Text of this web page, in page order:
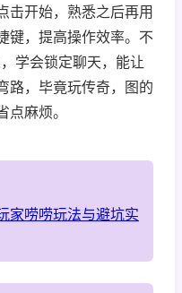
击开始，熟悉之后再用
键，提高操作效率。不
学会锁定聊天，能让
路，毕竟玩传奇，图的
麻烦。
家唠唠玩法与避坑实